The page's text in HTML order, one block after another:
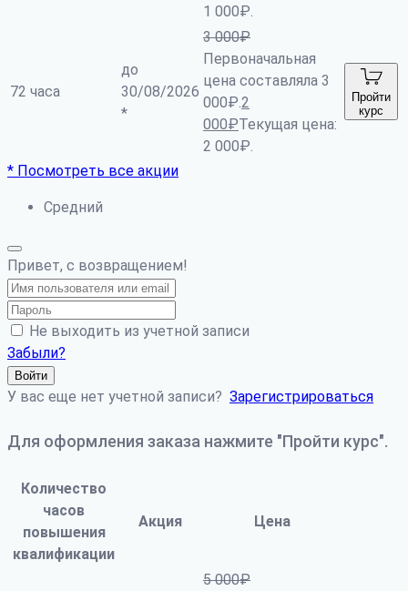
1 000₽.
72 часа
до
30/08/2026
*
3 000₽
Первоначальная
цена составляла 3
000₽.2
000₽Текущая цена:
2 000₽.
Пройти
курс
* Посмотреть все акции
Средний
Привет, с возвращением!
Не выходить из учетной записи
Забыли?
Войти
У вас еще нет учетной записи? Зарегистрироваться
Для оформления заказа нажмите "Пройти курс".
Количество
часов
повышения
квалификации
Акция Цена
5 000₽